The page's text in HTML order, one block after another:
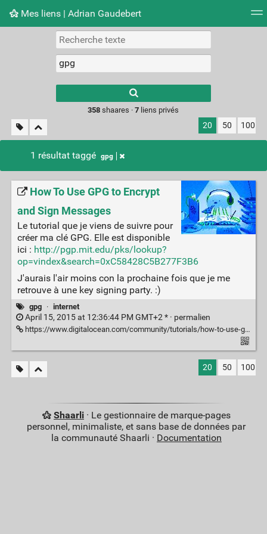
Mes liens | Adrian Gaudebert
Nuage de tags Mur d'images
results.
358 shaares ·7 liens privés
20 50 100
1 résultat taggé gpg
How To Use GPG to Encrypt
and Sign Messages
Le tutorial que je viens de suivre pour
créer ma clé GPG. Elle est disponible
ici : http://pgp.mit.edu/pks/lookup?
op=vindex&search=0xC58428C5B277F3B6
J'aurais l'air moins con la prochaine fois que je me
retrouve à une key signing party. :)
gpg · internet
April 15, 2015 at 12:36:44 PM GMT+2 * · permalien
https://www.digitalocean.com/community/tutorials/how-to-use-gpg-to-encrypt-and-sign-messages-on-an-ubuntu-12-04-vps
20 50 100
Shaarli· Le gestionnaire de marque-pages
personnel, minimaliste, et sans base de données par
la communauté Shaarli · Documentation